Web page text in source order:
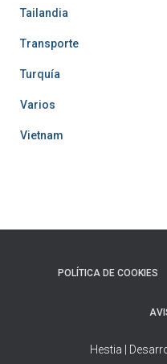
Tailandia
Transporte
Turquía
Varios
Vietnam
POLÍTICA DE COOKIES
Hestia |